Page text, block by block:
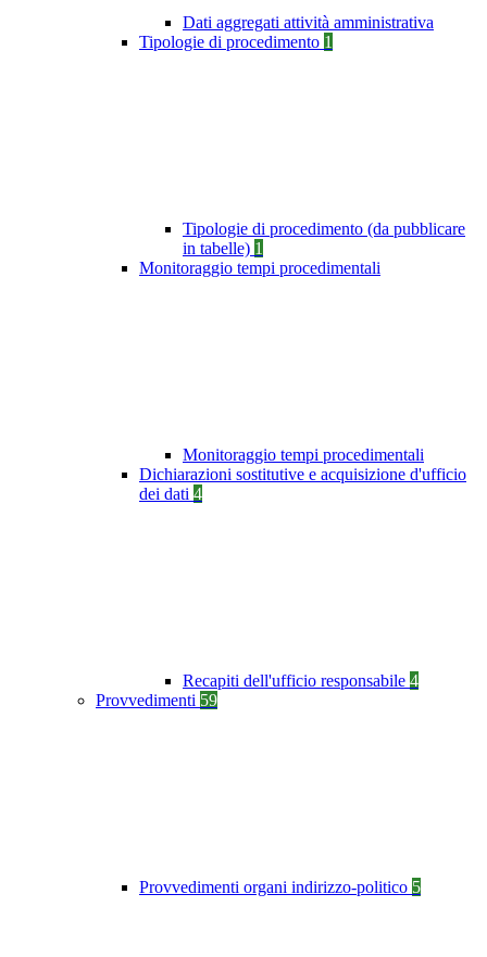
Dati aggregati attività amministrativa
Tipologie di procedimento 1
Tipologie di procedimento (da pubblicare
in tabelle) 1
Monitoraggio tempi procedimentali
Monitoraggio tempi procedimentali
Dichiarazioni sostitutive e acquisizione d'ufficio
dei dati 4
Recapiti dell'ufficio responsabile 4
Provvedimenti 59
Provvedimenti organi indirizzo-politico 5